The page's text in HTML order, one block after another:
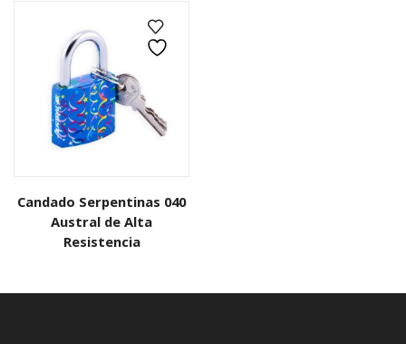
Candado Serpentinas 040
Austral de Alta
Resistencia